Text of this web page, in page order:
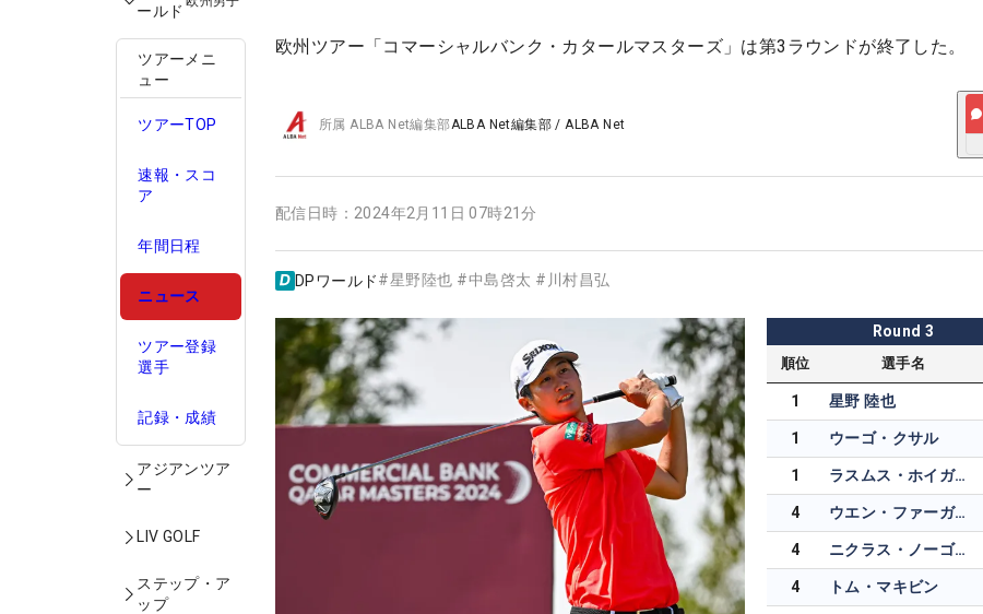
ールド
ツアーメニ
ュー
ツアーTOP
速報・スコ
ア
年間日程
ニュース
ツアー登録
選手
記録・成績
アジアンツア
ー
LIV GOLF
ステップ・ア
ップ
欧州ツアー「コマーシャルバンク・カタールマスターズ」は第3ラウンドが終了した。
所属ALBA Net編集部ALBA Net編集部 /ALBA Net
配信日時： 2024年2月11日 07時21分
DPワールド#星野陸也 #中島啓太 # 川村昌弘
Round 3
順位 選手名
1 星野 陸也
1 ウーゴ・クサル
1 ラスムス・ホイガード
4 ウエン・ファーガソン
4 ニクラス・ノーゴー・ミュラー
4 トム・マキビン